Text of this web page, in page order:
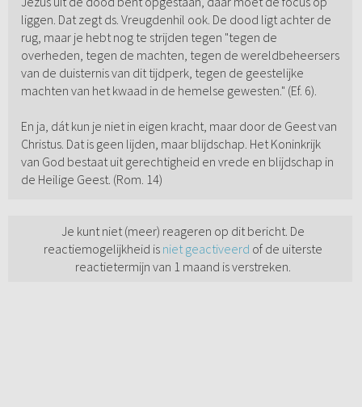
liggen. Dat zegt ds. Vreugdenhil ook. De dood ligt achter de
rug, maar je hebt nog te strijden tegen "tegen de
overheden, tegen de machten, tegen de wereldbeheersers
van de duisternis van dit tijdperk, tegen de geestelijke
machten van het kwaad in de hemelse gewesten." (Ef. 6).
En ja, dát kun je niet in eigen kracht, maar door de Geest van
Christus. Dat is geen lijden, maar blijdschap. Het Koninkrijk
van God bestaat uit gerechtigheid en vrede en blijdschap in
de Heilige Geest. (Rom. 14)
Je kunt niet (meer) reageren op dit bericht. De
reactiemogelijkheid is niet geactiveerd of de uiterste
reactietermijn van 1 maand is verstreken.